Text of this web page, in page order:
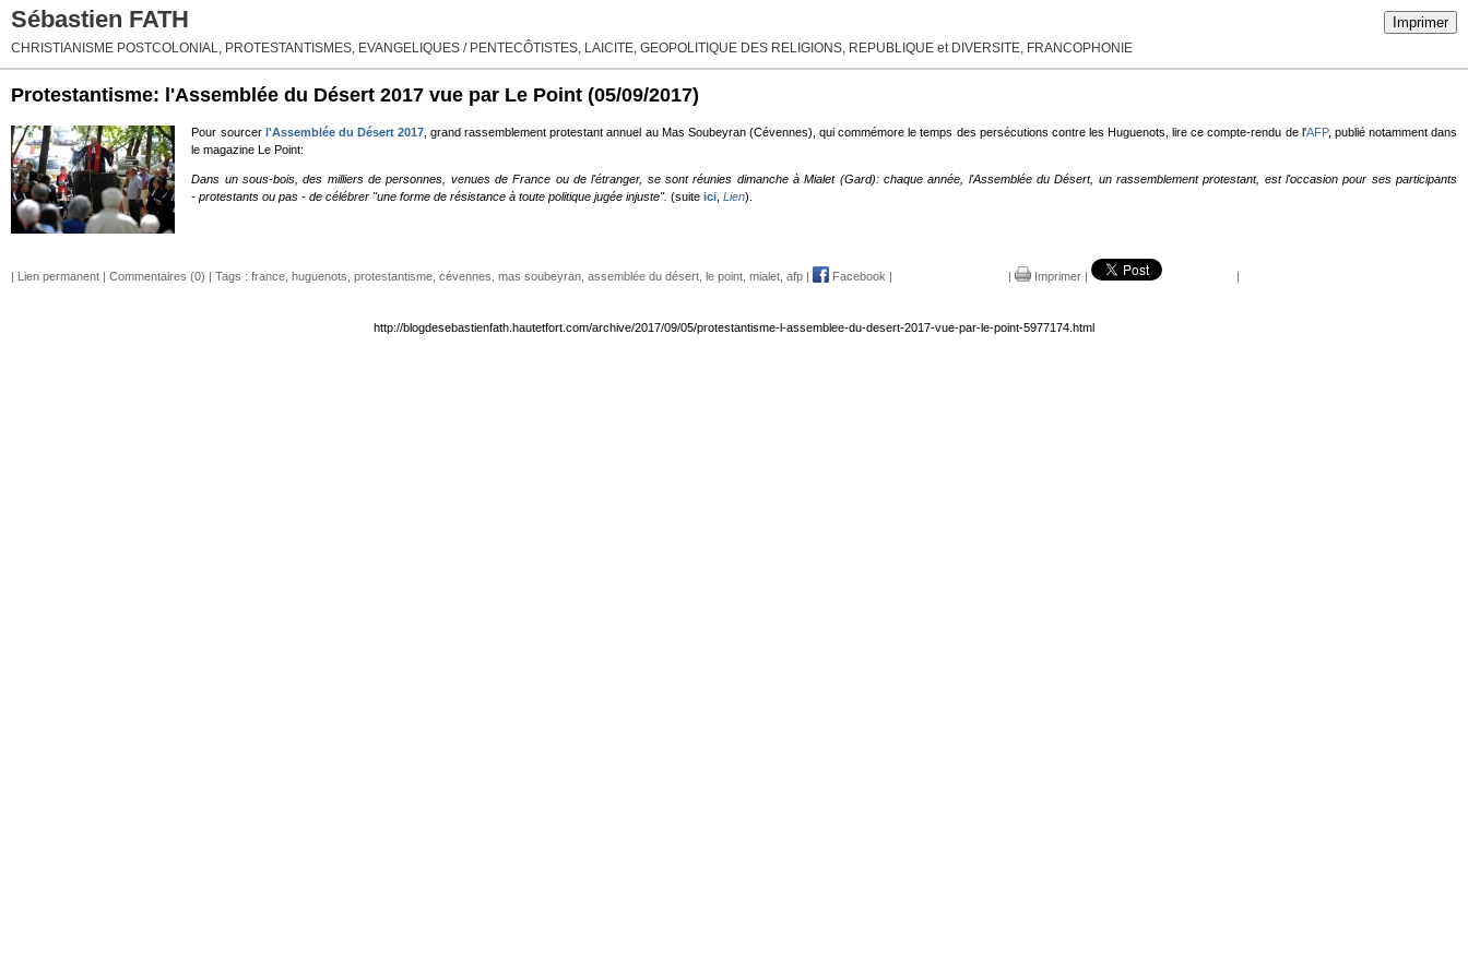
Imprimer
Sébastien FATH
CHRISTIANISME POSTCOLONIAL, PROTESTANTISMES, EVANGELIQUES / PENTECÔTISTES, LAICITE, GEOPOLITIQUE DES RELIGIONS, REPUBLIQUE et DIVERSITE, FRANCOPHONIE
Protestantisme: l'Assemblée du Désert 2017 vue par Le Point (05/09/2017)
Pour sourcerl'Assemblée du Désert 2017 , grand rassemblement protestant annuel au Mas Soubeyran (Cévennes), qui commémore le temps des persécutions contre les Huguenots, lire ce compte-rendu de l'AFP, publié notamment dans
le magazine Le Point:
Dans un sous-bois, des milliers de personnes, venues de France ou de l'étranger, se sont réunies dimanche à Mialet (Gard): chaque année, l'Assemblée du Désert, un rassemblement protestant, est l'occasion pour ses participants
- protestants ou pas - de célébrer "une forme de résistance à toute politique jugée injuste". (suiteici ,Lien).
| Lien permanent | Commentaires (0) | Tags : france huguenots protestantisme cévennes mas soubeyran assemblée du désert le point mialet afp | Facebook | | Imprimer | |
http://blogdesebastienfath.hautetfort.com/archive/2017/09/05/protestantisme-l-assemblee-du-desert-2017-vue-par-le-point-5977174.html